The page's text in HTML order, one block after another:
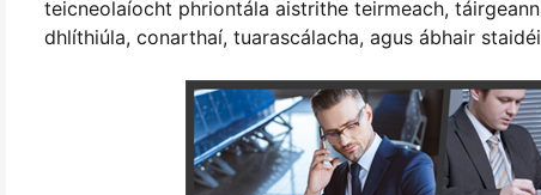
teicneolaíocht phriontála aistrithe teirmeach,
dhlíthiúla, conarthaí, tuarascálacha, agus ábhair